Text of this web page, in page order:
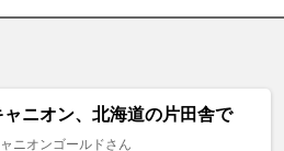
ャニオン、北海道の片田舎で
ニオンゴールドさん